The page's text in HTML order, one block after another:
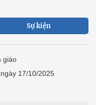
Sự kiện
giáo
17/10/2025